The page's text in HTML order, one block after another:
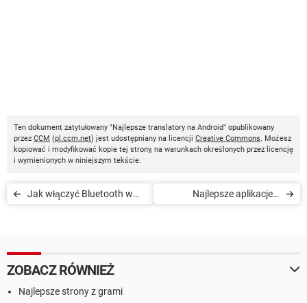
Ten dokument zatytułowany "Najlepsze translatory na Android" opublikowany
przez CCM (pl.ccm.net) jest udostępniany na licencji Creative Commons. Możesz
kopiować i modyfikować kopie tej strony, na warunkach określonych przez licencję
i wymienionych w niniejszym tekście.
Jak włączyć Bluetooth w
Najlepsze aplikacje z
ZOBACZ RÓWNIEŻ
Najlepsze strony z grami